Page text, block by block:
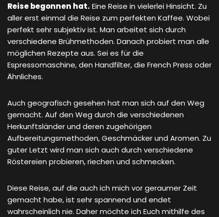
Reise begonnen hat. Eine Reise in vielerlei Hinsicht. Zu
aller erst einmal die Reise zum perfekten Kaffee. Wobei
perfekt sehr subjektiv ist. Man arbeitet sich durch
verschiedene Brühmethoden. Danach probiert man alle
möglichen Rezepte aus. Sei es für die
Espressomaschine, den Handfilter, die French Press oder
Ähnliches.
Auch geografisch gesehen hat man sich auf den Weg
gemacht. Auf den Weg durch die verschiedenen
Herkunftsländer und deren zugehörigen
Aufbereitungsmethoden, Geschmäcker und Aromen. Zu
guter Letzt wird man sich auch durch verschiedene
Röstereien probieren, riechen und schmecken.
Diese Reise, auf die auch ich mich vor geraumer Zeit
gemacht habe, ist sehr spannend und endet
wahrscheinlich nie. Daher möchte ich Euch mithilfe des